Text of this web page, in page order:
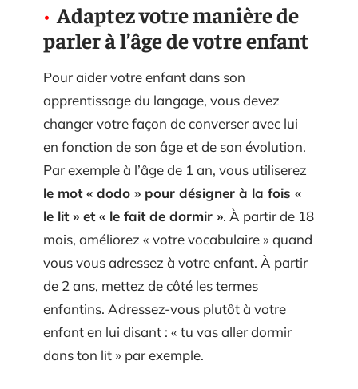
Adaptez votre manière de
parler à l’âge de votre enfant
Pour aider votre enfant dans son
apprentissage du langage, vous devez
changer votre façon de converser avec lui
en fonction de son âge et de son évolution.
Par exemple à l’âge de 1 an, vous utiliserez
le mot « dodo » pour désigner à la fois «
le lit » et « le fait de dormir ». À partir de 18
mois, améliorez « votre vocabulaire » quand
vous vous adressez à votre enfant. À partir
de 2 ans, mettez de côté les termes
enfantins. Adressez-vous plutôt à votre
enfant en lui disant : « tu vas aller dormir
dans ton lit » par exemple.